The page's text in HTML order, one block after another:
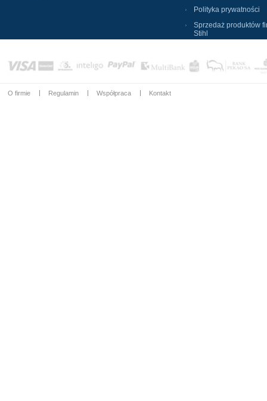
Polityka prywatności
Sprzedaż produktów
Stihl
O firmie Regulamin Współpraca Kontakt